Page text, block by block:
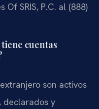
Of SRIS, P.C. al (888)
cuentas
son activos
declarados y